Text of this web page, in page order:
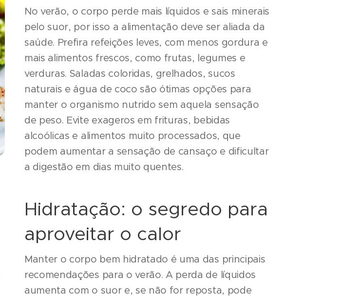
No verão, o corpo perde mais líquidos e sais minerais
pelo suor, por isso a alimentação deve ser aliada da
saúde. Prefira refeições leves, com menos gordura e
mais alimentos frescos, como frutas, legumes e
verduras. Saladas coloridas, grelhados, sucos
naturais e água de coco são ótimas opções para
manter o organismo nutrido sem aquela sensação
de peso. Evite exageros em frituras, bebidas
alcoólicas e alimentos muito processados, que
podem aumentar a sensação de cansaço e dificultar
a digestão em dias muito quentes.
Hidratação: o segredo para
aproveitar o calor
Manter o corpo bem hidratado é uma das principais
recomendações para o verão. A perda de líquidos
aumenta com o suor e, se não for reposta, pode